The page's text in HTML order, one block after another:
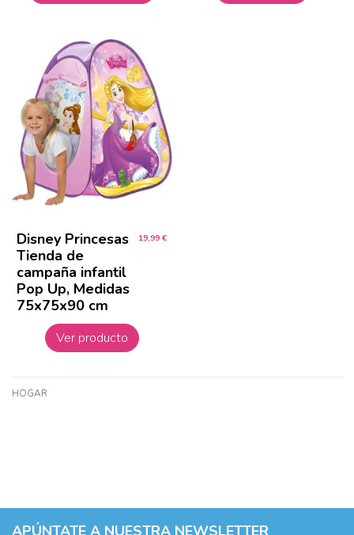
Disney Princesas
Tienda de
campaña infantil
Pop Up, Medidas
75x75x90 cm
19,99 €
Ver producto
HOGAR
APÚNTATE A NUESTRA NEWSLETTER